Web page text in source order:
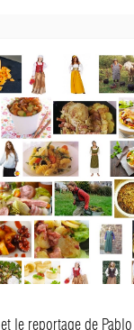
et le reportage de